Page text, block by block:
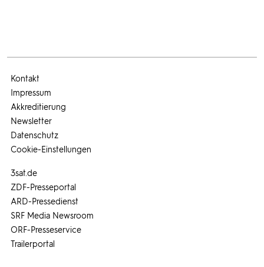
3sat.de
ZDF-Presseportal
ARD-Pressedienst
SRF Media Newsroom
ORF-Presseservice
Trailerportal
Kontakt
Impressum
Akkreditierung
Newsletter
Datenschutz
Cookie-Einstellungen